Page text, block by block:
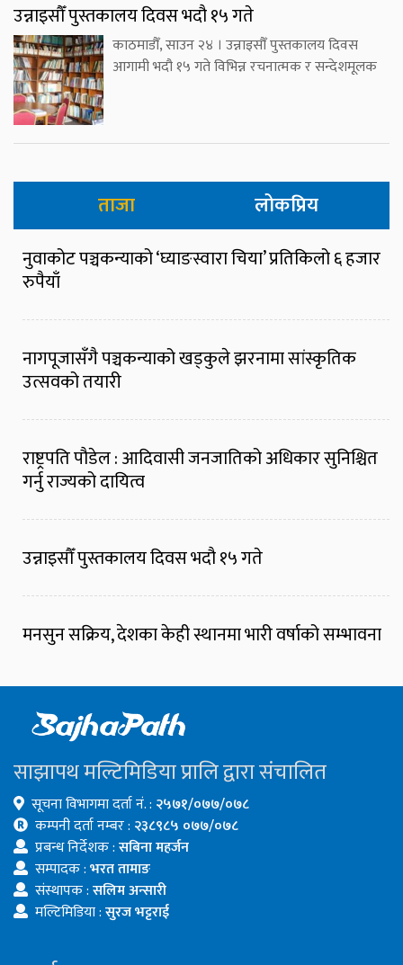
उन्नाइसौँ पुस्तकालय दिवस भदौ १५ गते
काठमाडौँ, साउन २४ । उन्नाइसौँ पुस्तकालय दिवस
आगामी भदौ १५ गते विभिन्न रचनात्मक र सन्देशमूलक
ताजा लोकप्रिय
नुवाकोट पञ्चकन्याको ‘घ्याङस्वारा चिया’ प्रतिकिलो ६ हजार
रुपैयाँ
नागपूजासँगै पञ्चकन्याको खड्कुले झरनामा सांस्कृतिक
उत्सवको तयारी
राष्ट्रपति पौडेल : आदिवासी जनजातिको अधिकार सुनिश्चित
गर्नु राज्यको दायित्व
उन्नाइसौँ पुस्तकालय दिवस भदौ १५ गते
मनसुन सक्रिय, देशका केही स्थानमा भारी वर्षाको सम्भावना
साझापथ मल्टिमिडिया प्रालि द्वारा संचालित
सूचना विभागमा दर्ता नं. : २५७१/०७७/०७८
कम्पनी दर्ता नम्बर : २३८९८५ ०७७/०७८
प्रबन्ध निर्देशक :सबिना महर्जन
सम्पादक :भरत तामाङ
संस्थापक :सलिम अन्सारी
मल्टिमिडिया :सुरज भट्टराई